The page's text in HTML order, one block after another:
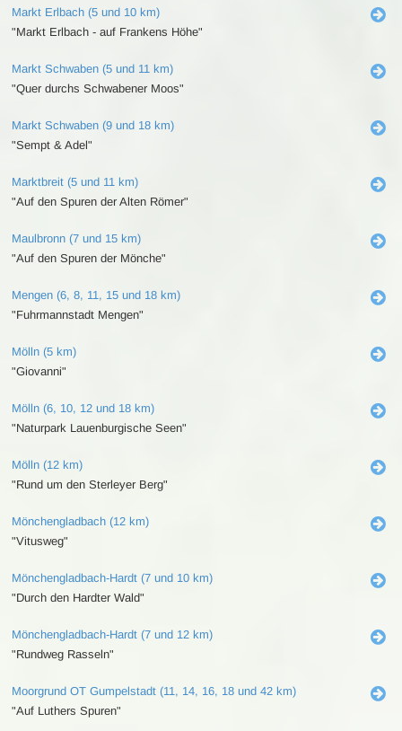
Markt Erlbach (5 und 10 km)
"Markt Erlbach - auf Frankens Höhe"
Markt Schwaben (5 und 11 km)
"Quer durchs Schwabener Moos"
Markt Schwaben (9 und 18 km)
"Sempt & Adel"
Marktbreit (5 und 11 km)
"Auf den Spuren der Alten Römer"
Maulbronn (7 und 15 km)
"Auf den Spuren der Mönche"
Mengen (6, 8, 11, 15 und 18 km)
"Fuhrmannstadt Mengen"
Mölln (5 km)
"Giovanni"
Mölln (6, 10, 12 und 18 km)
"Naturpark Lauenburgische Seen"
Mölln (12 km)
"Rund um den Sterleyer Berg"
Mönchengladbach (12 km)
"Vitusweg"
Mönchengladbach-Hardt (7 und 10 km)
"Durch den Hardter Wald"
Mönchengladbach-Hardt (7 und 12 km)
"Rundweg Rasseln"
Moorgrund OT Gumpelstadt (11, 14, 16, 18 und 42 km)
"Auf Luthers Spuren"